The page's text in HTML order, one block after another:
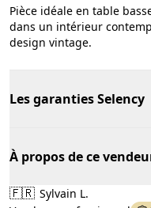
Pièce idéale en table
dans un intérieur
design vintage.
Les garanties Selency
À propos de ce
🇫🇷 Sylvain L.